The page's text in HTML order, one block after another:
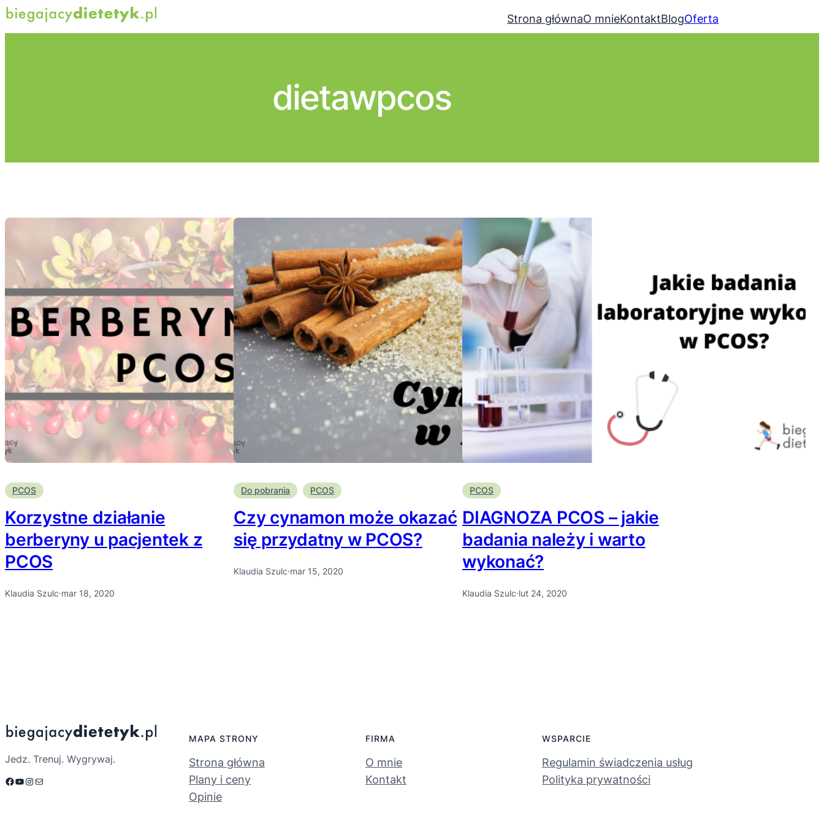
Przejdź
Strona głównaO mnieKontaktBlogOferta
dietawpcos
PCOS
Korzystne działanie
berberyny u pacjentek z
PCOS
Klaudia Szulc·mar 18, 2020
Do pobrania PCOS
Czy cynamon może okazać
się przydatny w PCOS?
Klaudia Szulc·mar 15, 2020
PCOS
DIAGNOZA PCOS – jakie
badania należy i warto
wykonać?
Klaudia Szulc·lut 24, 2020
Jedz. Trenuj. Wygrywaj.
Facebook YouTube Instagram Mail
MAPA STRONY
Strona główna
Plany i ceny
Opinie
FIRMA
O mnie
Kontakt
WSPARCIE
Regulamin świadczenia usług
Polityka prywatności